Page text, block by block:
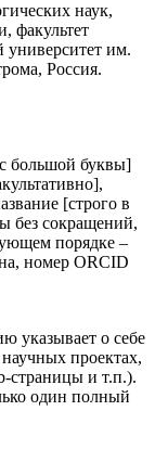
наук,
факультет
университет им.
Россия.
большой буквы]
[строго в
без сокращений,
порядке –
номер ORCID
указывает о себе
проектах,
страницы и т.п.).
один полный